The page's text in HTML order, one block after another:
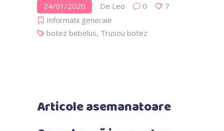
24/01/2020 De Leo 0
7
Informatii generale
botez bebelus, Trusou botez
Articole asemanatoare